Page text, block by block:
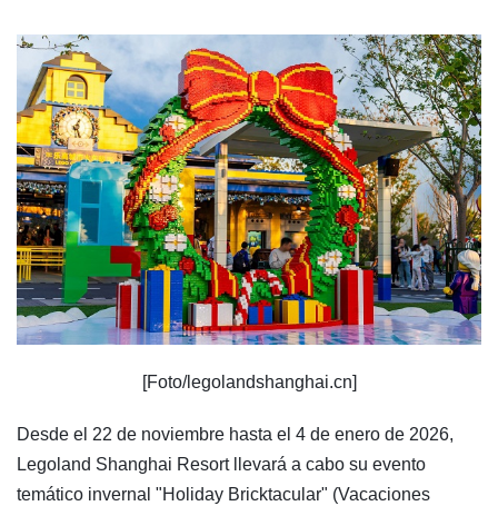
[Foto/legolandshanghai.cn]
Desde el 22 de noviembre hasta el 4 de enero de 2026,
Legoland Shanghai Resort llevará a cabo su evento
temático invernal "Holiday Bricktacular" (Vacaciones